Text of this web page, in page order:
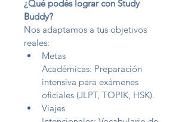
¿Qué podés lograr con Study
Buddy?
Nos adaptamos a tus objetivos
reales:
Metas
Académicas: Preparación
intensiva para exámenes
oficiales (JLPT, TOPIK, HSK).
Viajes